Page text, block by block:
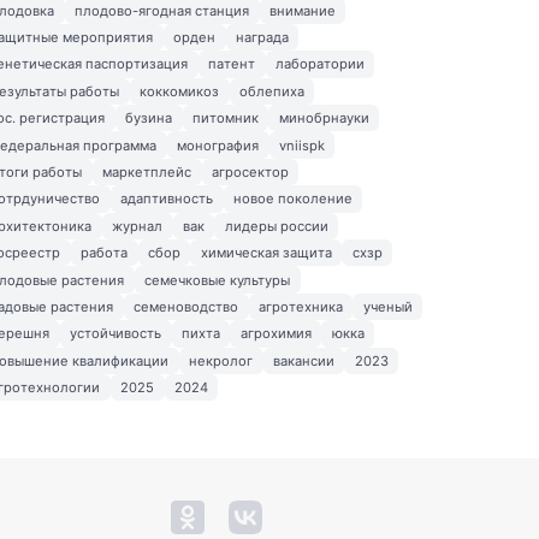
плодово-ягодная станция
внимание
мероприятия
орден
награда
паспортизация
патент
лаборатории
работы
коккомикоз
облепиха
регистрация
бузина питомник
минобрнауки
программа
монография
vniispk
работы
маркетплейс
агросектор
адаптивность
новое поколение
журнал вак
лидеры россии
работа сбор химическая защита
схзр
растения
семечковые культуры
растения
семеноводство агротехника
ученый
устойчивость пихта агрохимия
юкка
квалификации
некролог вакансии
2023
2025 2024